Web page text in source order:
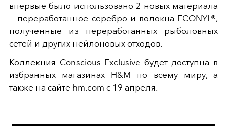
впервые было использовано 2 новых материала
— переработанное серебро и волокна ECONYL®,
полученные из переработанных рыболовных
сетей и других нейлоновых отходов.
Коллекция Conscious Exclusive будет доступна в
избранных магазинах H&M по всему миру, а
также на сайте hm.com с 19 апреля.